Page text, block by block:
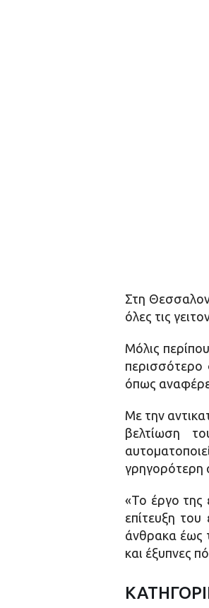
Στη
όλες τις
Μόλις
περισσότερο
όπως
Με την
βελτίωση
γρηγορότερη
«Το έργο της
επίτευξη
άνθρακα έως
και έξυπνες